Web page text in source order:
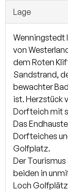
von den für die
gezeichnet und
eine
welches
traditionell mit
Bauweise,
vollen Zügen
Materialien
Vom Eingang
Diele, welche
Zur linken Seite
das Gäste-
Essecke
Lage
Wenningstedt
von
dem Roten
Sandstrand,
bewachter
ist. Herzstück
Dorfteich mit
Das
Dorfteiches
Golfplatz.
Der
beiden in
Loch